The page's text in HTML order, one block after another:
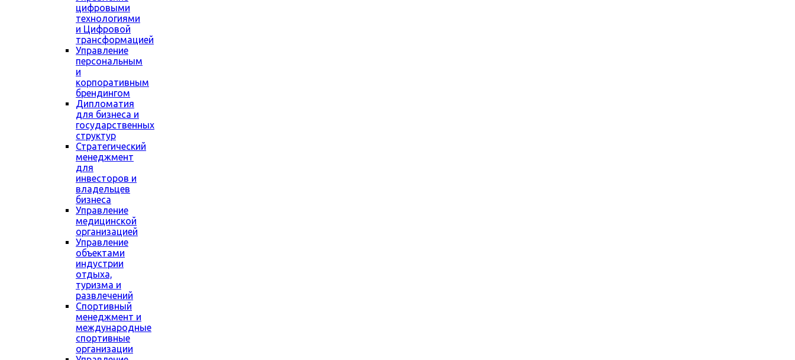
цифровыми
технологиями
и Цифровой
трансформацией
Управление
персональным
и
корпоративным
брендингом
Дипломатия
для бизнеса и
государственных
структур
Стратегический
менеджмент
для
инвесторов и
владельцев
бизнеса
Управление
медицинской
организацией
Управление
объектами
индустрии
отдыха,
туризма и
развлечений
Спортивный
менеджмент и
международные
спортивные
организации